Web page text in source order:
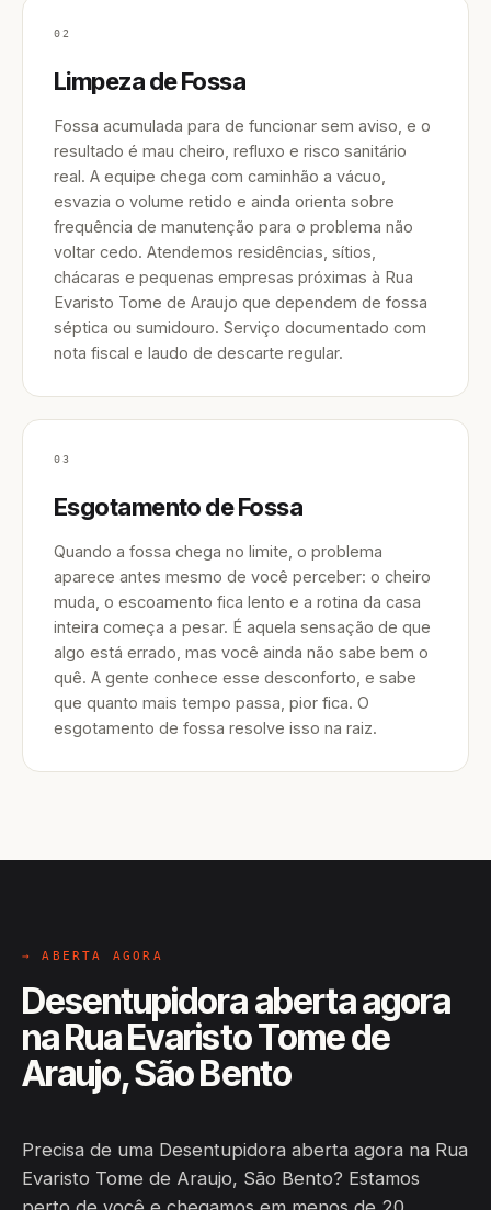
02
Limpeza de Fossa
Fossa acumulada para de funcionar sem aviso, e o
resultado é mau cheiro, refluxo e risco sanitário
real. A equipe chega com caminhão a vácuo,
esvazia o volume retido e ainda orienta sobre
frequência de manutenção para o problema não
voltar cedo. Atendemos residências, sítios,
chácaras e pequenas empresas próximas à Rua
Evaristo Tome de Araujo que dependem de fossa
séptica ou sumidouro. Serviço documentado com
nota fiscal e laudo de descarte regular.
03
Esgotamento de Fossa
Quando a fossa chega no limite, o problema
aparece antes mesmo de você perceber: o cheiro
muda, o escoamento fica lento e a rotina da casa
inteira começa a pesar. É aquela sensação de que
algo está errado, mas você ainda não sabe bem o
quê. A gente conhece esse desconforto, e sabe
que quanto mais tempo passa, pior fica. O
esgotamento de fossa resolve isso na raiz.
→ ABERTA AGORA
Desentupidora aberta agora
na Rua Evaristo Tome de
Araujo, São Bento
Precisa de uma Desentupidora aberta agora na Rua
Evaristo Tome de Araujo, São Bento? Estamos